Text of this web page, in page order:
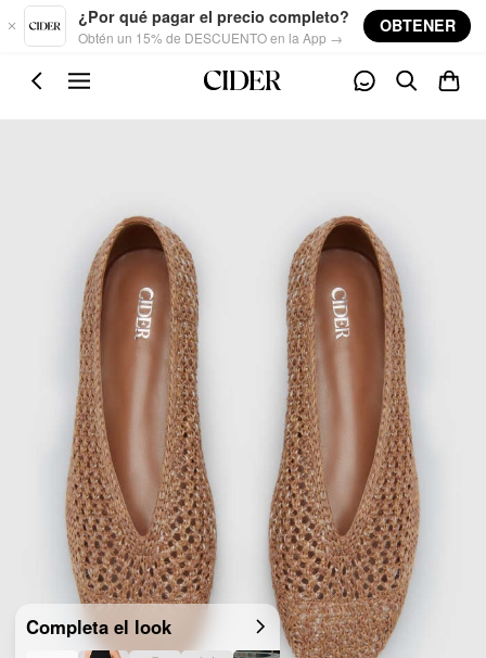
Skip to main content
¿Por qué pagar el precio completo?
Obtén un 15% de DESCUENTO en la App →
OBTENER
Completa el look